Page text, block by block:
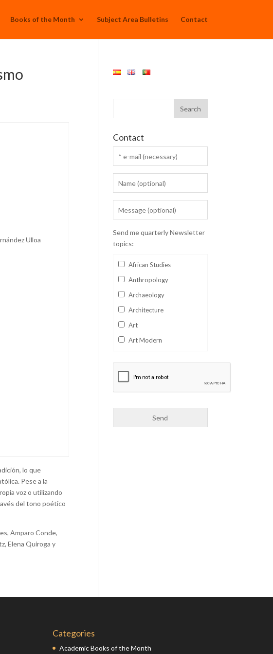
Books of the Month Subject Area Bulletins Contact
Ulloa
lo que
Pese a la
voz o utilizando
del tono poético
Amparo Conde,
Elena Quiroga y
Contact
Send me quarterly Newsletter
topics:
African Studies
Anthropology
Archaeology
Architecture
Art
Art Modern
Business
English Literature
Categories
Academic Books of the Month